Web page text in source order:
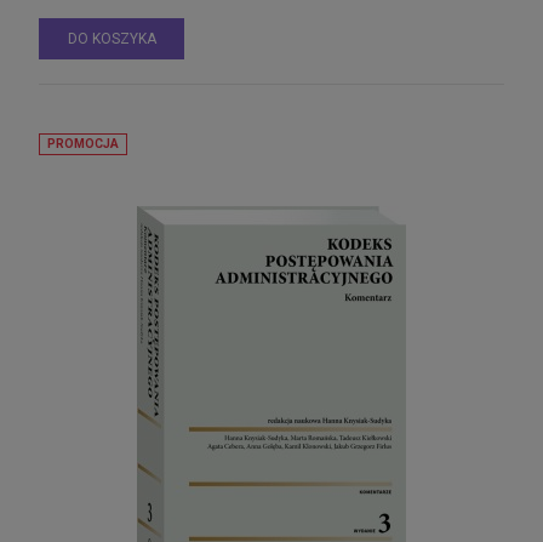
DO KOSZYKA
PROMOCJA